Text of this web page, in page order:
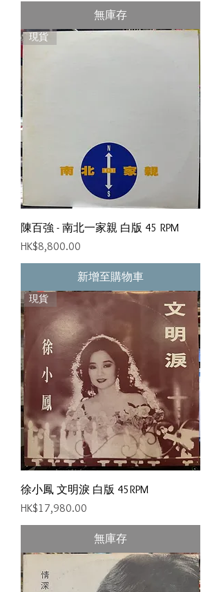
無庫存
現貨
陳百強 - 南北一家親 白版 45 RPM
價格
HK$8,800.00
新增至購物車
現貨
徐小鳳 文明淚 白版 45RPM
價格
HK$17,980.00
無庫存